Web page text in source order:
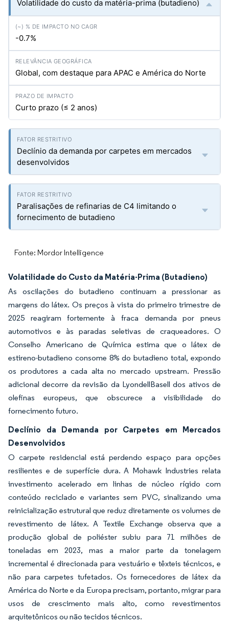
Volatilidade do custo da matéria-prima (butadieno)
-0.7%
Global, com destaque para APAC e América do Norte
Curto prazo (≤ 2 anos)
Declínio da demanda por carpetes em mercados
desenvolvidos
Paralisações de refinarias de C4 limitando o
fornecimento de butadieno
Fonte: Mordor Intelligence
Volatilidade do Custo da Matéria-Prima (Butadieno)
As oscilações do butadieno continuam a pressionar as
margens do látex. Os preços à vista do primeiro trimestre de
2025 reagiram fortemente à fraca demanda por pneus
automotivos e às paradas seletivas de craqueadores. O
Conselho Americano de Química estima que o látex de
estireno-butadieno consome 8% do butadieno total, expondo
os produtores a cada alta no mercado upstream. Pressão
adicional decorre da revisão da LyondellBasell dos ativos de
olefinas europeus, que obscurece a visibilidade do
fornecimento futuro.
Declínio da Demanda por Carpetes em Mercados
Desenvolvidos
O carpete residencial está perdendo espaço para opções
resilientes e de superfície dura. A Mohawk Industries relata
investimento acelerado em linhas de núcleo rígido com
conteúdo reciclado e variantes sem PVC, sinalizando uma
reinicialização estrutural que reduz diretamente os volumes de
revestimento de látex. A Textile Exchange observa que a
produção global de poliéster subiu para 71 milhões de
toneladas em 2023, mas a maior parte da tonelagem
incremental é direcionada para vestuário e têxteis técnicos, e
não para carpetes tufetados. Os fornecedores de látex da
América do Norte e da Europa precisam, portanto, migrar para
usos de crescimento mais alto, como revestimentos
arquitetônicos ou não tecidos técnicos.